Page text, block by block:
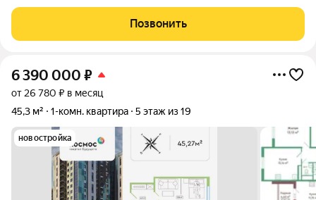
удачная: две
Позвонить
6 390 000 ₽
от 26 780 ₽ в месяц
45,3 м²
1-комн. квартира 5 этаж из 19
новостройка